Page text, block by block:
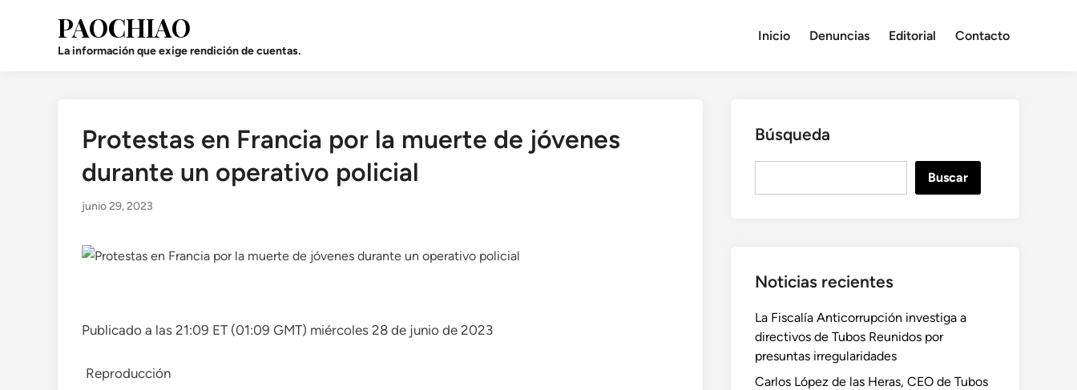
PAOCHIAO
La información que exige rendición de cuentas.
Inicio Denuncias Editorial Contacto
Publicado
Protestas en Francia por la muerte de jóvenes
durante un operativo policial
junio 29, 2023
Publicado a las 21:09 ET (01:09 GMT) miércoles 28 de junio de 2023
Reproducción
Búsqueda
Buscar
Noticias recientes
La Fiscalía Anticorrupción investiga a
directivos de Tubos Reunidos por
presuntas irregularidades
Carlos López de las Heras, CEO de Tubos